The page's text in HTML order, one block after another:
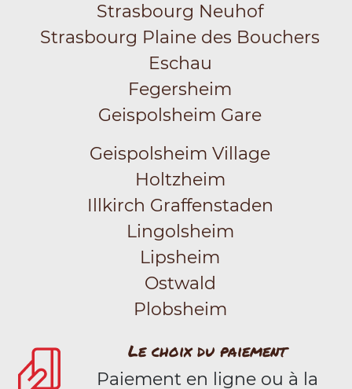
Strasbourg Neuhof
Strasbourg Plaine des Bouchers
Eschau
Fegersheim
Geispolsheim Gare
Geispolsheim Village
Holtzheim
Illkirch Graffenstaden
Lingolsheim
Lipsheim
Ostwald
Plobsheim
Le choix du paiement
Paiement en ligne ou à la